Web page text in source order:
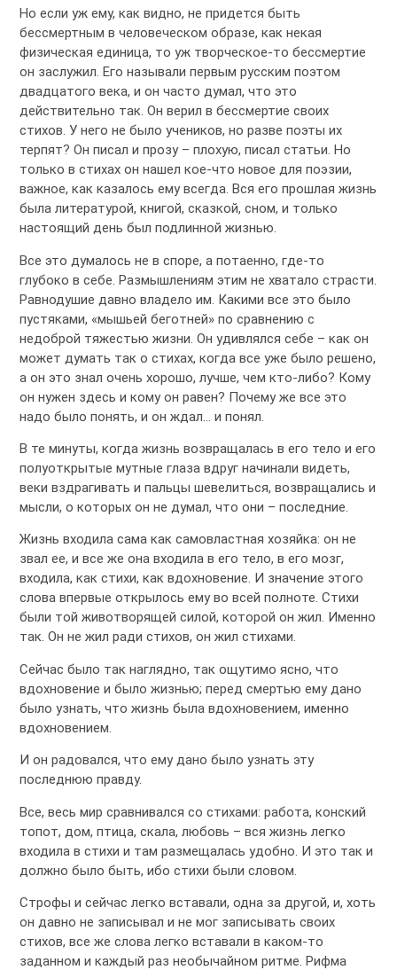
Но если уж ему, как видно, не придется быть
бессмертным в человеческом образе, как некая
физическая единица, то уж творческое-то бессмертие
он заслужил. Его называли первым русским поэтом
двадцатого века, и он часто думал, что это
действительно так. Он верил в бессмертие своих
стихов. У него не было учеников, но разве поэты их
терпят? Он писал и прозу – плохую, писал статьи. Но
только в стихах он нашел кое-что новое для поэзии,
важное, как казалось ему всегда. Вся его прошлая жизнь
была литературой, книгой, сказкой, сном, и только
настоящий день был подлинной жизнью.
Все это думалось не в споре, а потаенно, где-то
глубоко в себе. Размышлениям этим не хватало страсти.
Равнодушие давно владело им. Какими все это было
пустяками, «мышьей беготней» по сравнению с
недоброй тяжестью жизни. Он удивлялся себе – как он
может думать так о стихах, когда все уже было решено,
а он это знал очень хорошо, лучше, чем кто-либо? Кому
он нужен здесь и кому он равен? Почему же все это
надо было понять, и он ждал… и понял.
В те минуты, когда жизнь возвращалась в его тело и его
полуоткрытые мутные глаза вдруг начинали видеть,
веки вздрагивать и пальцы шевелиться, возвращались и
мысли, о которых он не думал, что они – последние.
Жизнь входила сама как самовластная хозяйка: он не
звал ее, и все же она входила в его тело, в его мозг,
входила, как стихи, как вдохновение. И значение этого
слова впервые открылось ему во всей полноте. Стихи
были той животворящей силой, которой он жил. Именно
так. Он не жил ради стихов, он жил стихами.
Сейчас было так наглядно, так ощутимо ясно, что
вдохновение и было жизнью; перед смертью ему дано
было узнать, что жизнь была вдохновением, именно
вдохновением.
И он радовался, что ему дано было узнать эту
последнюю правду.
Все, весь мир сравнивался со стихами: работа, конский
топот, дом, птица, скала, любовь – вся жизнь легко
входила в стихи и там размещалась удобно. И это так и
должно было быть, ибо стихи были словом.
Строфы и сейчас легко вставали, одна за другой, и, хоть
он давно не записывал и не мог записывать своих
стихов, все же слова легко вставали в каком-то
заданном и каждый раз необычайном ритме. Рифма